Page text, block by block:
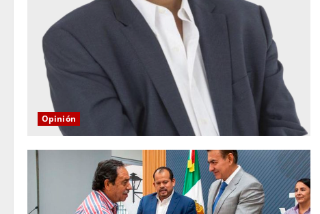
Opinión